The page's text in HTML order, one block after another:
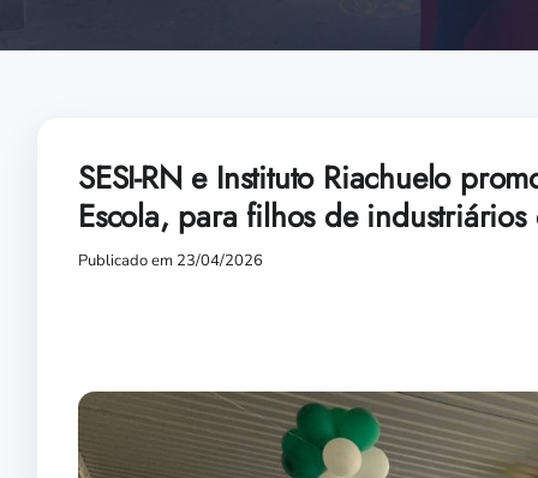
SESI-RN e Instituto Riachuelo
Escola, para filhos de
Publicado em 23/04/2026